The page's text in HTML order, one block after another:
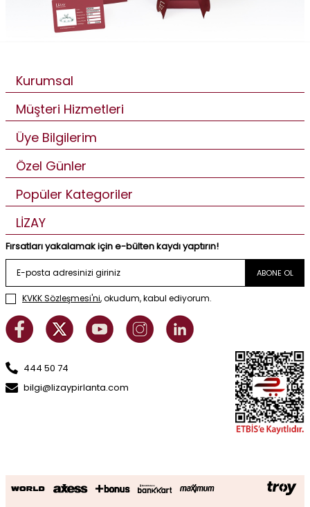
Kurumsal
Müşteri Hizmetleri
Üye Bilgilerim
Özel Günler
Popüler Kategoriler
LİZAY
Fırsatları yakalamak için e-bülten kaydı yaptırın!
ABONE OL
KVKK Sözleşmesi'ni, okudum, kabul ediyorum.
444 50 74
bilgi@lizaypirlanta.com